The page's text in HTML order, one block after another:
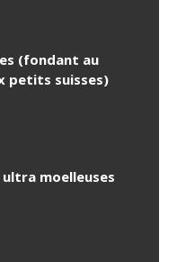
(fondant au
petits suisses)
moelleuses